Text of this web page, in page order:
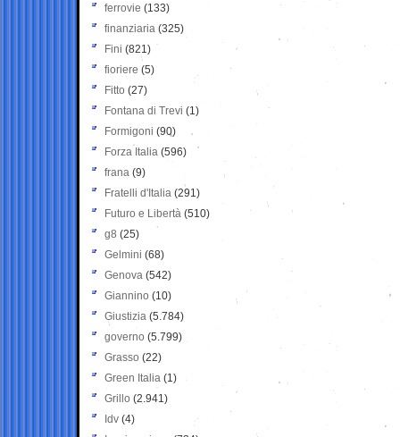
ferrovie (133)
finanziaria (325)
Fini (821)
fioriere (5)
Fitto (27)
Fontana di Trevi (1)
Formigoni (90)
Forza Italia (596)
frana (9)
Fratelli d'Italia (291)
Futuro e Libertà (510)
g8 (25)
Gelmini (68)
Genova (542)
Giannino (10)
Giustizia (5.784)
governo (5.799)
Grasso (22)
Green Italia (1)
Grillo (2.941)
Idv (4)